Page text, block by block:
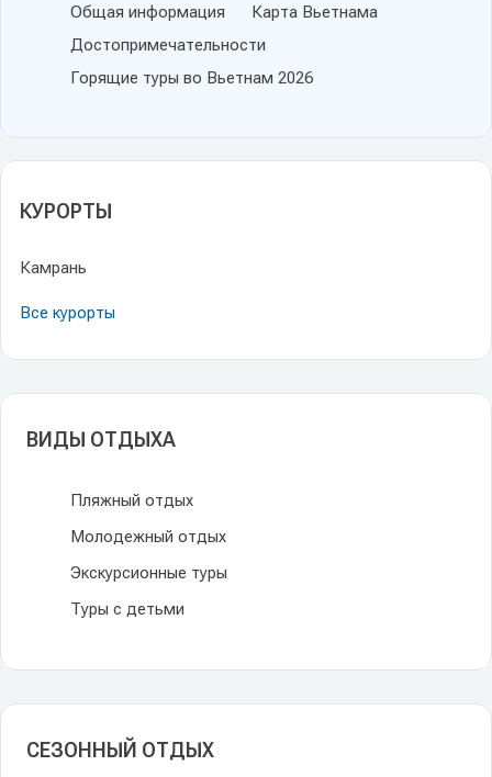
Общая информация
Карта Вьетнама
Достопримечательности
Горящие туры во Вьетнам 2026
КУРОРТЫ
Камрань
Все курорты
ВИДЫ ОТДЫХА
Пляжный отдых
Молодежный отдых
Экскурсионные туры
Туры с детьми
СЕЗОННЫЙ ОТДЫХ